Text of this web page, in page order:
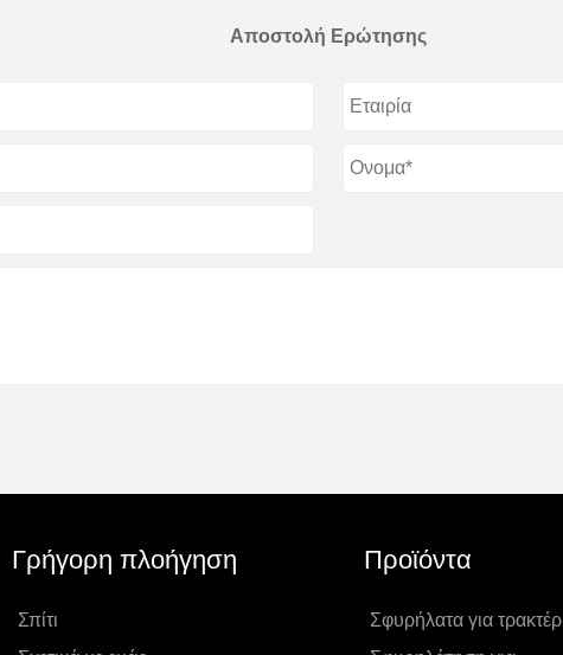
Αποστολή Ερώτησης
Γρήγορη πλοήγηση
Σπίτι
Προϊόντα
Σφυρήλατα για τρακτέρ